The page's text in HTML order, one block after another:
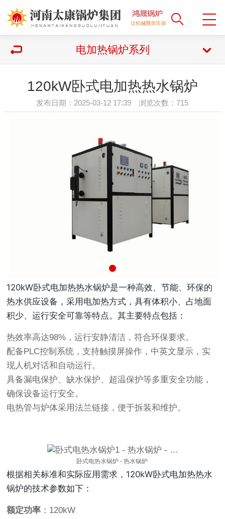
电加热锅炉系列
120kW卧式电加热热水锅炉
发布日期：2025-03-12 17:39 浏览次数：715
120kW卧式电加热热水锅炉是一种高效、节能、环保的
热水供应设备，采用电加热方式，具有体积小、占地面
积少、运行安全可靠等特点。其主要特点包括：
热效率高达98%，运行安静清洁，符合环保要求。
配备PLC控制系统，支持触摸屏操作，中英文显示，实
现人机对话和自动运行。
具备漏电保护、缺水保护、超温保护等多重安全功能，
确保设备运行安全。
电热管与炉体采用法兰链接，便于拆装和维护。
卧式电热水锅炉 - 热水锅炉
根据相关标准和实际应用需求，120kW卧式电加热热水
锅炉的技术参数如下：
额定功率 ：120kW